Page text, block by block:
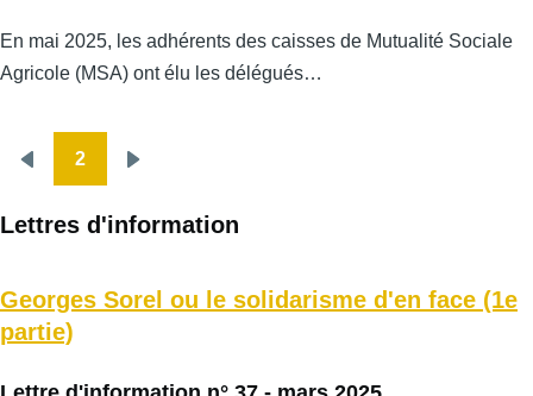
En mai 2025, les adhérents des caisses de Mutualité Sociale
Agricole (MSA) ont élu les délégués…
Page
2
Lettres d'information
Georges Sorel ou le solidarisme d'en face (1e
partie)